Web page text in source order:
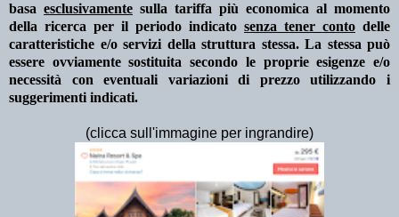
basa esclusivamente sulla tariffa più economica al momento
della ricerca per il periodo indicato senza tener conto delle
caratteristiche e/o servizi della struttura stessa. La stessa può
essere ovviamente sostituita secondo le proprie esigenze e/o
necessità con eventuali variazioni di prezzo utilizzando i
suggerimenti indicati.
(clicca sull'immagine per ingrandire)